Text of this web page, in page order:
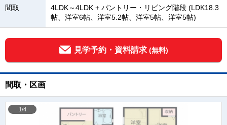
間取
4LDK～4LDK + パントリー・リビング階段 (LDK18.3
帖、洋室6帖、洋室5.2帖、洋室5帖、洋室5帖)
見学予約・資料請求 (無料)
間取・区画
1/4